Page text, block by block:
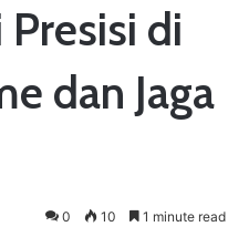
di
dan Jaga
0 10 1 minute read